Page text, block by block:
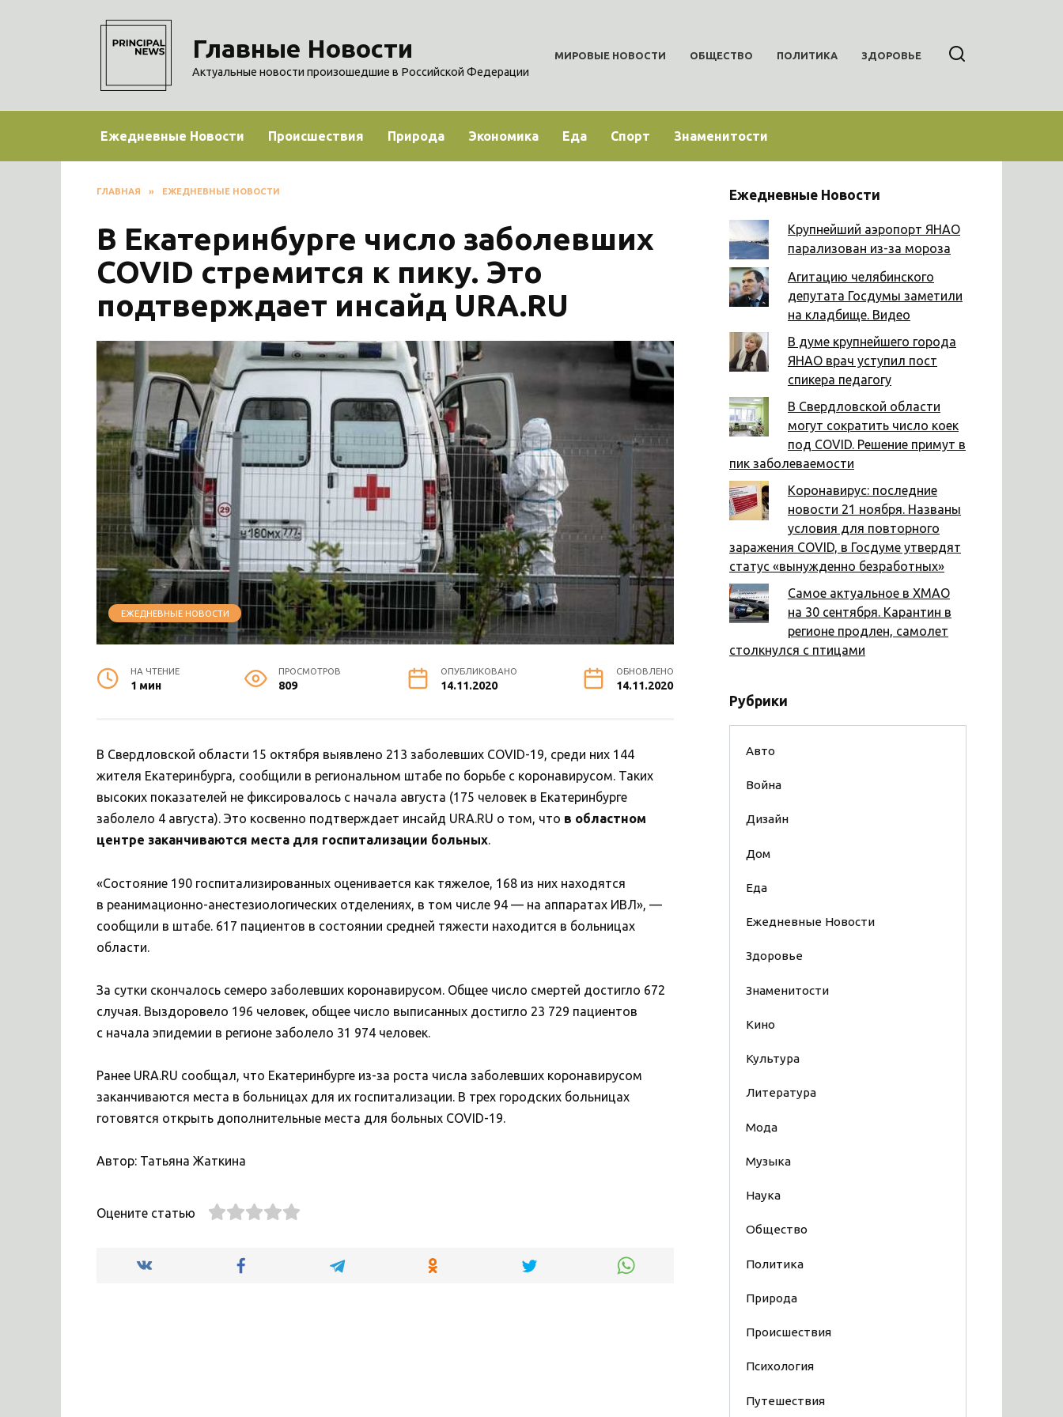
Главные Новости
Актуальные новости произошедшие в Российской Федерации
МИРОВЫЕ НОВОСТИ ОБЩЕСТВО ПОЛИТИКА ЗДОРОВЬЕ
Ежедневные Новости Происшествия Природа Экономика Еда Спорт Знаменитости
ГЛАВНАЯ » ЕЖЕДНЕВНЫЕ НОВОСТИ
В Екатеринбурге число заболевших
COVID стремится к пику. Это
подтверждает инсайд URA.RU
ЕЖЕДНЕВНЫЕ НОВОСТИ
НА ЧТЕНИЕ
1 мин
ПРОСМОТРОВ
809
ОПУБЛИКОВАНО
14.11.2020
ОБНОВЛЕНО
14.11.2020
В Свердловской области 15 октября выявлено 213 заболевших COVID-19, среди них 144
жителя Екатеринбурга, сообщили в региональном штабе по борьбе с коронавирусом. Таких
высоких показателей не фиксировалось с начала августа (175 человек в Екатеринбурге
заболело 4 августа). Это косвенно подтверждает инсайд URA.RU о том, что в областном
центре заканчиваются места для госпитализации больных.
«Состояние 190 госпитализированных оценивается как тяжелое, 168 из них находятся
в реанимационно-анестезиологических отделениях, в том числе 94 — на аппаратах ИВЛ», —
сообщили в штабе. 617 пациентов в состоянии средней тяжести находится в больницах
области.
За сутки скончалось семеро заболевших коронавирусом. Общее число смертей достигло 672
случая. Выздоровело 196 человек, общее число выписанных достигло 23 729 пациентов
с начала эпидемии в регионе заболело 31 974 человек.
Ранее URA.RU сообщал, что Екатеринбурге из-за роста числа заболевших коронавирусом
заканчиваются места в больницах для их госпитализации. В трех городских больницах
готовятся открыть дополнительные места для больных COVID-19.
Автор: Татьяна Жаткина
Оцените статью
Ежедневные Новости
Крупнейший аэропорт ЯНАО
парализован из-за мороза
Агитацию челябинского
депутата Госдумы заметили
на кладбище. Видео
В думе крупнейшего города
ЯНАО врач уступил пост
спикера педагогу
В Свердловской области
могут сократить число коек
под COVID. Решение примут в
пик заболеваемости
Коронавирус: последние
новости 21 ноября. Названы
условия для повторного
заражения COVID, в Госдуме утвердят
статус «вынужденно безработных»
Самое актуальное в ХМАО
на 30 сентября. Карантин в
регионе продлен, самолет
столкнулся с птицами
Рубрики
Авто
Война
Дизайн
Дом
Еда
Ежедневные Новости
Здоровье
Знаменитости
Кино
Культура
Литература
Мода
Музыка
Наука
Общество
Политика
Природа
Происшествия
Психология
Путешествия